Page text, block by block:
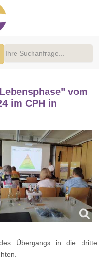
vom
im CPH in
Übergangs in die dritte